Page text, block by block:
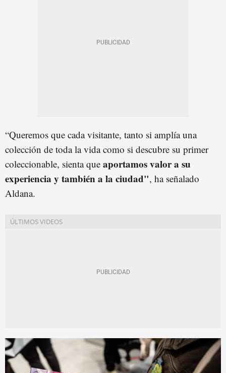
“Queremos que cada visitante, tanto si amplía una
colección de toda la vida como si descubre su primer
coleccionable, sienta que aportamos valor a su
experiencia y también a la ciudad", ha señalado
Aldana.